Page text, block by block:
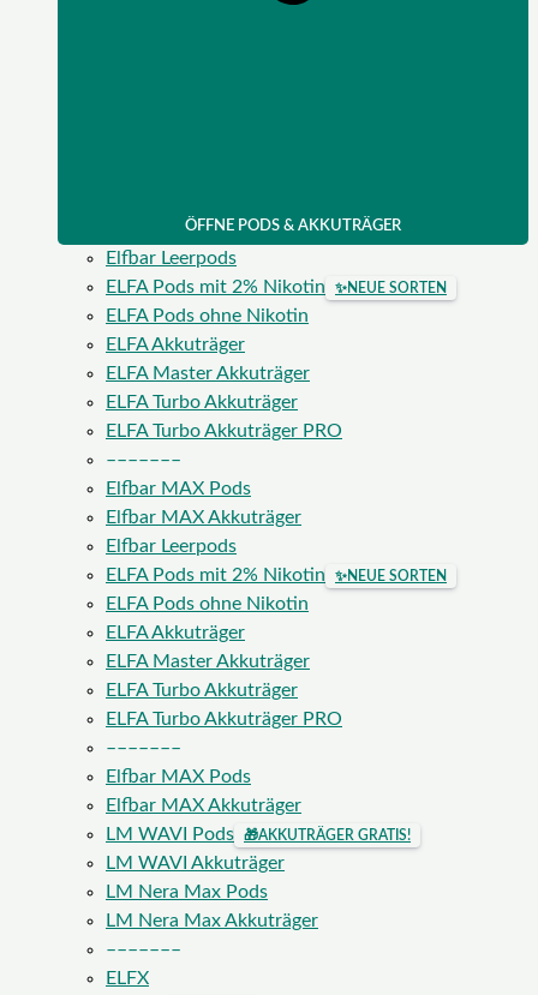
ÖFFNE PODS & AKKUTRÄGER
Elfbar Leerpods
ELFA Pods mit 2% Nikotin
✨NEUE SORTEN
ELFA Pods ohne Nikotin
ELFA Akkuträger
ELFA Master Akkuträger
ELFA Turbo Akkuträger
ELFA Turbo Akkuträger PRO
–––––––
Elfbar MAX Pods
Elfbar MAX Akkuträger
Elfbar Leerpods
ELFA Pods mit 2% Nikotin
✨NEUE SORTEN
ELFA Pods ohne Nikotin
ELFA Akkuträger
ELFA Master Akkuträger
ELFA Turbo Akkuträger
ELFA Turbo Akkuträger PRO
–––––––
Elfbar MAX Pods
Elfbar MAX Akkuträger
LM WAVI Pods
🎁AKKUTRÄGER GRATIS!
LM WAVI Akkuträger
LM Nera Max Pods
LM Nera Max Akkuträger
–––––––
ELFX